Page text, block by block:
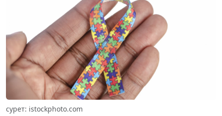
сурет: istockphoto.com